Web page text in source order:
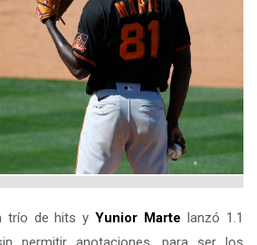
trío de hits yYunior Marte lanzó 1.1